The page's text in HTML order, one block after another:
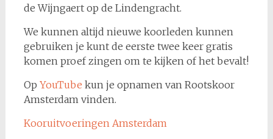
de Wijngaert op de Lindengracht.
We kunnen altijd nieuwe koorleden kunnen
gebruiken je kunt de eerste twee keer gratis
komen proef zingen om te kijken of het bevalt!
Op YouTube kun je opnamen van Rootskoor
Amsterdam vinden.
Kooruitvoeringen Amsterdam